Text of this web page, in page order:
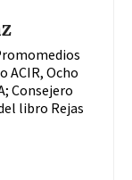
ACIR, Ocho
Consejero
libro Rejas